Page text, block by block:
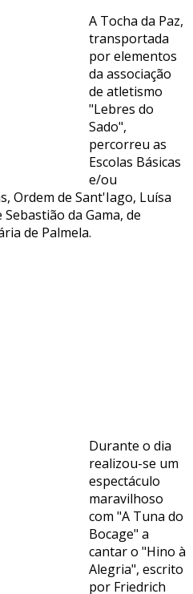
A Tocha da Paz,
transportada
por elementos
da associação
de atletismo
"Lebres do
Sado",
percorreu as
Escolas Básicas
e/ou
Ordem de Sant'Iago, Luísa
da Gama, de
de Palmela.
Durante o dia
realizou-se um
espectáculo
maravilhoso
com "A Tuna do
Bocage" a
cantar o "Hino à
Alegria", escrito
por Friedrich